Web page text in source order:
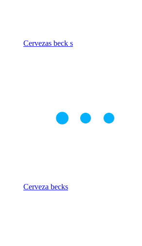
Cervezas beck s
Cerveza becks